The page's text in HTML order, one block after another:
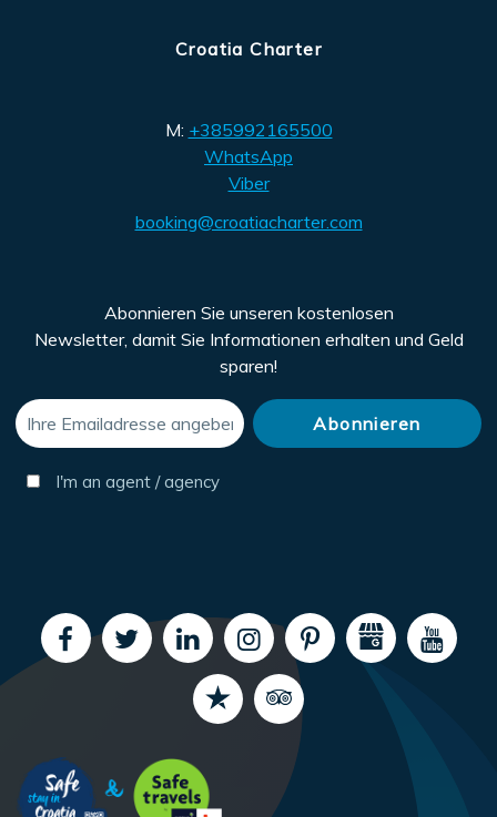
Croatia Charter
M: +385992165500
WhatsApp
Viber
booking@croatiacharter.com
Abonnieren Sie unseren kostenlosen
Newsletter, damit Sie Informationen erhalten und Geld
sparen!
I'm an agent / agency